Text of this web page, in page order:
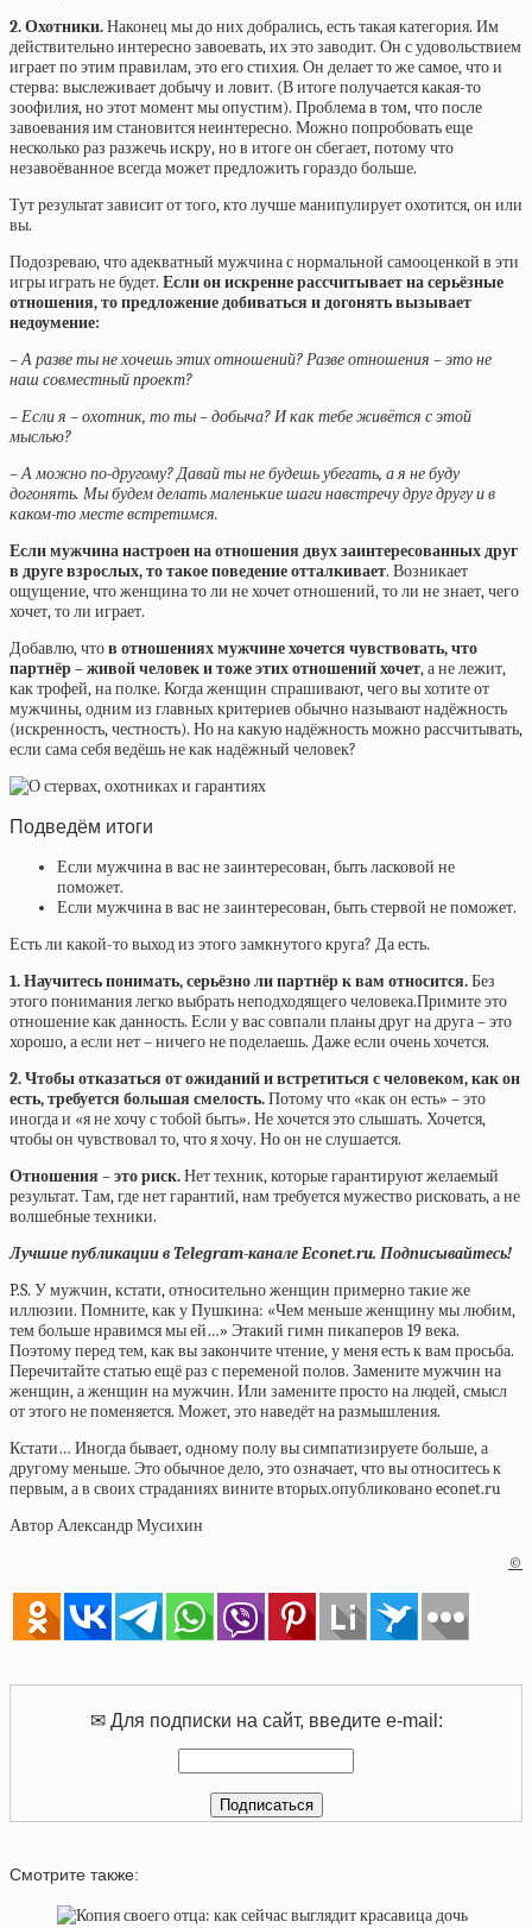
2. Охотники.Наконец мы до них добрались, есть такая категория. Им
действительно интересно завоевать, их это заводит. Он с удовольствием
играет по этим правилам, это его стихия. Он делает то же самое, что и
стерва: выслеживает добычу и ловит. (В итоге получается какая-то
зоофилия, но этот момент мы опустим). Проблема в том, что после
завоевания им становится неинтересно. Можно попробовать еще
несколько раз разжечь искру, но в итоге он сбегает, потому что
незавоёванное всегда может предложить гораздо больше.
Тут результат зависит от того, кто лучше манипулирует охотится, он или
вы.
Подозреваю, что адекватный мужчина с нормальной самооценкой в эти
игры играть не будет. Если он искренне рассчитывает на серьёзные
отношения, то предложение добиваться и догонять вызывает
недоумение:
– А разве ты не хочешь этих отношений? Разве отношения – это не
наш совместный проект?
– Если я – охотник, то ты – добыча? И как тебе живётся с этой
мыслью?
– А можно по-другому? Давай ты не будешь убегать, а я не буду
догонять. Мы будем делать маленькие шаги навстречу друг другу и в
каком-то месте встретимся.
Если мужчина настроен на отношения двух заинтересованных друг
в друге взрослых, то такое поведение отталкивает. Возникает
ощущение, чтоженщинато ли не хочет отношений, то ли не знает, чего
хочет, то ли играет.
Добавлю, чтов отношениях мужчине хочется чувствовать, что
партнёр – живой человек и тоже этих отношений хочет, а не лежит,
как трофей, на полке. Когда женщин спрашивают, чего вы хотите от
мужчины, одним из главных критериев обычно называют надёжность
(искренность, честность). Но на какую надёжность можно рассчитывать,
если сама себя ведёшь не как надёжный человек?
Подведём итоги
Если мужчина в вас не заинтересован, быть ласковой не
поможет.
Если мужчина в вас не заинтересован, быть стервой не поможет.
Есть ли какой-то выход из этого замкнутого круга? Да есть.
1. Научитесь понимать, серьёзно ли партнёр к вам относится.Без
этого понимания легко выбрать неподходящего человека.Примите это
отношение как данность. Если у вас совпали планы друг на друга – это
хорошо, а если нет – ничего не поделаешь. Даже если очень хочется.
2. Чтобы отказаться от ожиданий и встретиться с человеком, как он
есть, требуется большая смелость.Потому что «как он есть» – это
иногда и «я не хочу с тобой быть». Не хочется это слышать. Хочется,
чтобы он чувствовал то, что я хочу. Но он не слушается.
Отношения – это риск.Нет техник, которые гарантируют желаемый
результат. Там, где нет гарантий, нам требуется мужество рисковать, а не
волшебные техники.
Лучшие публикации в Telegram-канале Econet.ru. Подписывайтесь!
P.S. У мужчин, кстати, относительно женщин примерно такие же
иллюзии. Помните, как у Пушкина: «Чем меньше женщину мы любим,
тем больше нравимся мы ей…» Этакий гимн пикаперов 19 века.
Поэтому перед тем, как вы закончите чтение, у меня есть к вам просьба.
Перечитайте статью ещё раз с переменой полов. Замените мужчин на
женщин, а женщин на мужчин. Или замените просто на людей, смысл
от этого не поменяется. Может, это наведёт на размышления.
Кстати… Иногда бывает, одному полу вы симпатизируете больше, а
другому меньше. Это обычное дело, это означает, что вы относитесь к
первым, а в своих страданиях вините вторых.опубликовано econet.ru
АвторАлександр Мусихин
©
✉ Для подписки на сайт, введите e-mail:
Смотрите также: